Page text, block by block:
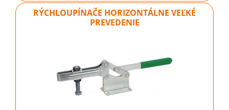
RÝCHLOUPÍNAČE HORIZONTÁLNE VEĽKÉ
PREVEDENIE